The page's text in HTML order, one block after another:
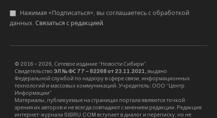
Нажимая «Подписаться», вы соглашаетесь с обработкой
данных. Связаться с редакцией.
© 2016 – 2026, Сетевое издание “Новости Сибири”.
Свидетельство ЭЛ № ФС 77 – 82268 от 23.11.2021, выдано
Федеральной службой по надзору в сфере связи, информационных
технологий и массовых коммуникаций. Учредитель: ООО “Центр
Информации”
Материалы, публикуемые на страницах портала являются точкой
зрения их авторов и не всегда совпадают с мнением редакции. Редакция
интернет-журнала SIBRU.COM вступает в диалог и переписку, но не